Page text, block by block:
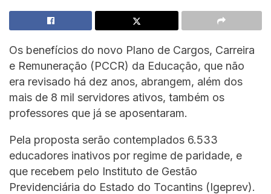
Os benefícios do novo Plano de Cargos, Carreira
e Remuneração (PCCR) da Educação, que não
era revisado há dez anos, abrangem, além dos
mais de 8 mil servidores ativos, também os
professores que já se aposentaram.
Pela proposta serão contemplados 6.533
educadores inativos por regime de paridade, e
que recebem pelo Instituto de Gestão
Previdenciária do Estado do Tocantins (Igeprev).